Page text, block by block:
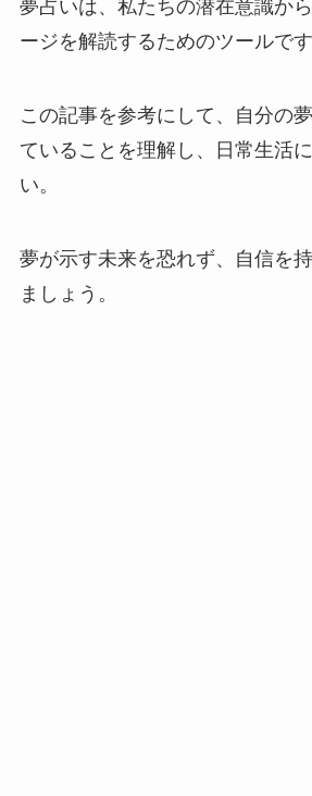
夢占いは、私たちの潜在意識か
ージを解読するためのツールです
この記事を参考にして、自分の
ていることを理解し、日常生活
い。
夢が示す未来を恐れず、自信を
ましょう。